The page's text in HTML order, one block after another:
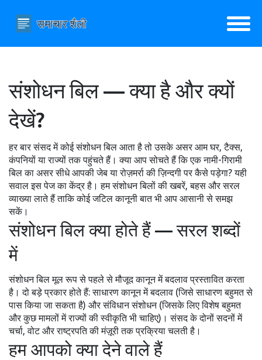
संशोधन बिल — क्या है और क्यों
देखें?
हर बार संसद में कोई संशोधन बिल आता है तो उसके असर आम घर, टैक्स,
कंपनियों या राज्यों तक पहुंचते हैं। क्या आप सोचते हैं कि एक नामी-गिरामी
बिल का असर सीधे आपकी जेब या रोज़मर्रा की ज़िन्दगी पर कैसे पड़ेगा? यही
सवाल इस पेज का केंद्र है। हम संशोधन बिलों की खबरें, बहस और सरल
व्याख्या लाते हैं ताकि कोई जटिल कानूनी बात भी आप आसानी से समझ
सकें।
संशोधन बिल क्या होते हैं — सरल शब्दों
में
संशोधन बिल मूल रूप से पहले से मौजूद कानून में बदलाव प्रस्तावित करता
है। दो बड़े प्रकार होते हैं: साधारण कानून में बदलाव (जिसे साधारण बहुमत से
पास किया जा सकता है) और संविधान संशोधन (जिसके लिए विशेष बहुमत
और कुछ मामलों में राज्यों की स्वीकृति भी चाहिए)। संसद के दोनों सदनों में
चर्चा, वोट और राष्ट्रपति की मंज़ूरी तक प्रक्रिया चलती है।
हम आपको क्या देने वाले हैं